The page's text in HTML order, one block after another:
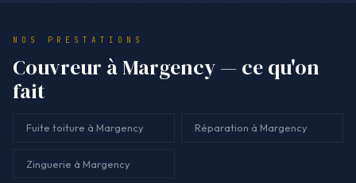
NOS PRESTATIONS
Couvreur à Margency — ce qu'on
fait
Fuite toiture à Margency Réparation à Margency
Zinguerie à Margency